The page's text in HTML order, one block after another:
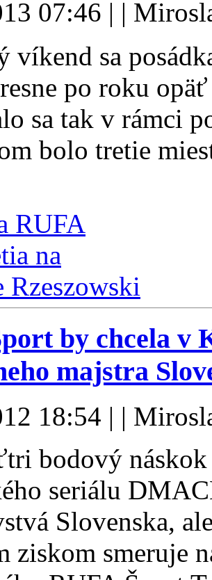
07:46 | |
víkend sa
po roku
sa tak v rámci
bolo tretie
by chcela v
majstra
18:54 | |
bodový
seriálu
Slovenska,
ziskom smeruje